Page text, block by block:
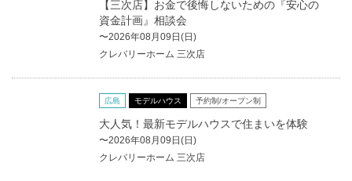
【三次店】お金で後悔しないための『安心の
資金計画』相談会
〜2026年08月09日(日)
クレバリーホーム 三次店
広島 モデルハウス 予約制/オープン制
大人気！最新モデルハウスで住まいを体験
〜2026年08月09日(日)
クレバリーホーム 三次店